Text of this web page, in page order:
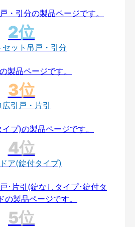
セット吊戸・引分
広引戸・片引
ア(錠付タイプ)